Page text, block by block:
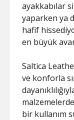
ayakkabılar
yaparken ya
hafif
en büyük
Saltica
ve konforla
bir kullanım